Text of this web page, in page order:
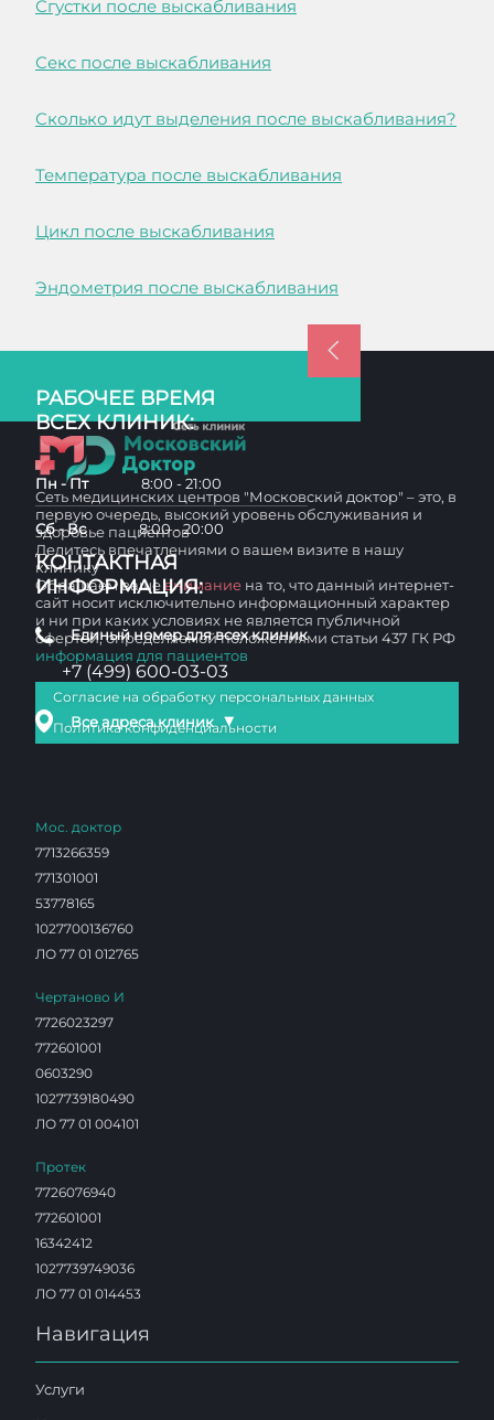
Сгустки после выскабливания
Секс после выскабливания
Сколько идут выделения после выскабливания?
Температура после выскабливания
Цикл после выскабливания
Эндометрия после выскабливания
РАБОЧЕЕ ВРЕМЯ
ВСЕХ КЛИНИК:
Пн - Пт 8:00 - 21:00
Сб - Вс 8:00 - 20:00
КОНТАКТНАЯ
ИНФОРМАЦИЯ:
Единый номер для всех клиник
+7 (499) 600-03-03
Все адреса клиник ▼
Сеть медицинских центров "Московский доктор" – это, в
первую очередь, высокий уровень обслуживания и
здоровье пациентов
Делитесь впечатлениями о вашем визите в нашу
клинику
Обращаем вашевнимание на то, что данный интернет-
сайт носит исключительно информационный характер
и ни при каких условиях не является публичной
офертой, определяемой положениями статьи 437 ГК РФ
информация для пациентов
Согласие на обработку персональных данных
Политика конфиденциальности
Мос. доктор
7713266359
771301001
53778165
1027700136760
ЛО 77 01 012765
Чертаново И
7726023297
772601001
0603290
1027739180490
ЛО 77 01 004101
Протек
7726076940
772601001
16342412
1027739749036
ЛО 77 01 014453
Навигация
Услуги